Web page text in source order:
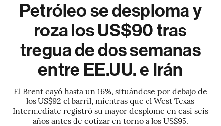
Petróleo se desploma y
roza los US$90 tras
tregua de dos semanas
entre EE.UU. e Irán
El Brent cayó hasta un 16%, situándose por debajo de
los US$92 el barril, mientras que el West Texas
Intermediate registró su mayor desplome en casi seis
años antes de cotizar en torno a los US$95.